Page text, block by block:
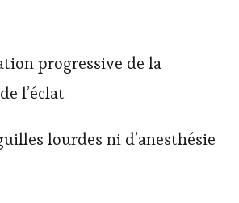
progressive de la
l’éclat
lourdes ni d’anesthésie